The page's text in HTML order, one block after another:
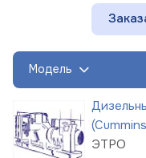
Модель
ЭТРО